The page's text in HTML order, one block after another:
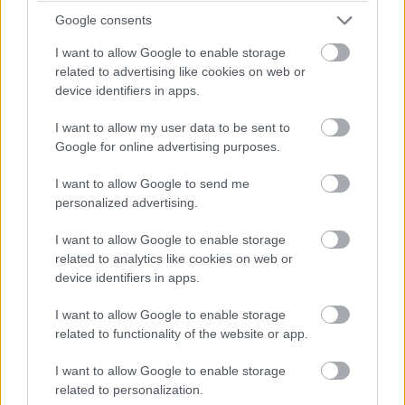
Google consents
I want to allow Google to enable storage
related to advertising like cookies on web or
device identifiers in apps.
I want to allow my user data to be sent to
Google for online advertising purposes.
I want to allow Google to send me
personalized advertising.
I want to allow Google to enable storage
related to analytics like cookies on web or
device identifiers in apps.
I want to allow Google to enable storage
related to functionality of the website or app.
I want to allow Google to enable storage
related to personalization.
A 2016-os Industroyer támadás ennél már ügyesebb
volt: sikeresen tudta kiaknázni az ukrán hálózatot
üzemeltető cégek elöregedett rendszereinek
sérülékenységeit, és az egyes transzformátor-
a rendszerbe épített biztonsági megoldásokat.
A CosmicEnergy a hálózati eszközöket támadó
malware-ek legújabb változata, amely képes akár
ritkán lehet észlelni. Ami a CosmicEnergyt
megkülönbözteti a többi hasonló malware-től a
mi elemzésünk alapján, az az, hogy ezt az
eszközt eredetileg egy, az áramellátás
kimaradását szimuláló gyakorlatra fejleszthették
biztonsági cég rendezett. A malware és
funkcióinak elemzése rávilágított, hogy a